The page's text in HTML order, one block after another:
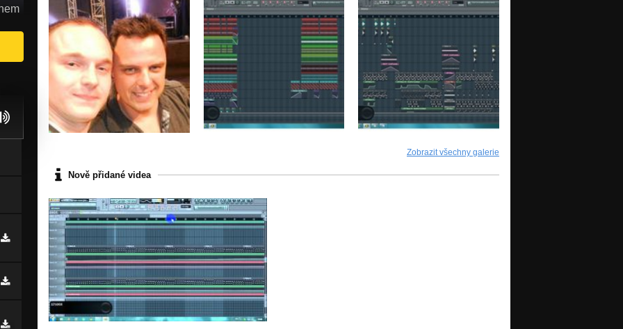
Zobrazit všechny galerie
Nově přidané videa